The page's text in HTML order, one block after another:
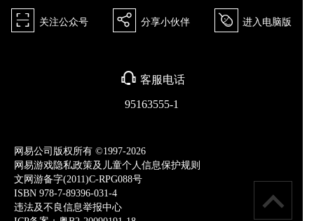
򰀁 关注公众号 򰀂 分享小伙伴 򰀄 进入电脑版
򰀃 客服电话
95163555-1
网易公司版权所有 ©1997-2026
网易游戏隐私政策及儿童个人信息保护规则
文网游备字(2011)C-RPG088号
ISBN 978-7-89396-031-4
违法及不良信息举报中心